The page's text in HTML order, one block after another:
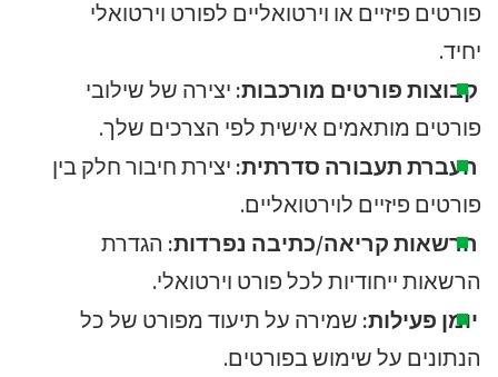
פורטים פיזיים או וירטואליים לפורט וירטואלי
יחיד.
קבוצות פורטים מורכבות: יצירה של שילובי
פורטים מותאמים אישית לפי הצרכים שלך.
העברת תעבורה סדרתית: יצירת חיבור חלק בין
פורטים פיזיים לוירטואליים.
הרשאות קריאה/כתיבה נפרדות: הגדרת
הרשאות ייחודיות לכל פורט וירטואלי.
יומן פעילות: שמירה על תיעוד מפורט של כל
הנתונים על שימוש בפורטים.